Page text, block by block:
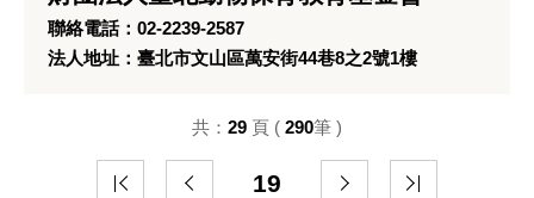
聯絡電話：02-2239-2587
法人地址：臺北市文山區萬安街44巷8之2號1樓
19
共： 29 頁 ( 290筆 )